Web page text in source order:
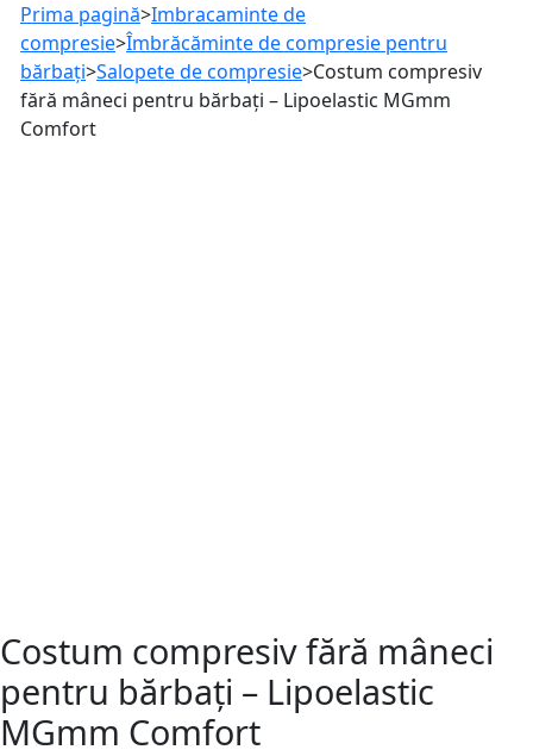
Prima pagină>Imbracaminte de
compresie>Îmbrăcăminte de compresie pentru
bărbați>Salopete de compresie>Costum compresiv
fără mâneci pentru bărbați – Lipoelastic MGmm
Comfort
Costum compresiv fără mâneci
pentru bărbați – Lipoelastic
MGmm Comfort